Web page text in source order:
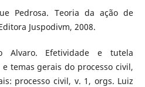
Pedrosa. Teoria da ação de
Juspodivm, 2008.
Alvaro. Efetividade e tutela
temas gerais do processo civil,
processo civil, v. 1, orgs. Luiz